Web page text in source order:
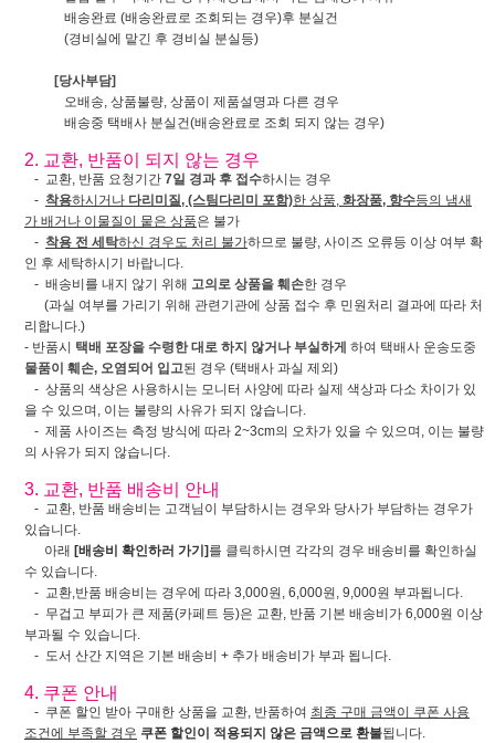
배송완료 (배송완료로 조회되는 경우)후 분실건
(경비실에 맡긴 후 경비실 분실등)
[당사부담]
오배송, 상품불량, 상품이 제품설명과 다른 경우
배송중 택배사 분실건(배송완료로 조회 되지 않는 경우)
2. 교환, 반품이 되지 않는 경우
- 교환, 반품 요청기간 7일 경과 후 접수하시는 경우
- 착용하시거나 다리미질, (스팀다리미 포함)한 상품, 화장품, 향수등의 냄새
가 배거나 이물질이 뭍은 상품은 불가
- 착용 전 세탁하신 경우도 처리 불가하므로 불량, 사이즈 오류등 이상 여부 확
인 후 세탁하시기 바랍니다.
- 배송비를 내지 않기 위해 고의로 상품을 훼손한 경우
(과실 여부를 가리기 위해 관련기관에 상품 접수 후 민원처리 결과에 따라 처
리합니다.)
- 반품시 택배 포장을 수령한 대로 하지 않거나 부실하게 하여 택배사 운송도중
물품이 훼손, 오염되어 입고된 경우 (택배사 과실 제외)
- 상품의 색상은 사용하시는 모니터 사양에 따라 실제 색상과 다소 차이가 있
을 수 있으며, 이는 불량의 사유가 되지 않습니다.
- 제품 사이즈는 측정 방식에 따라 2~3cm의 오차가 있을 수 있으며, 이는 불량
의 사유가 되지 않습니다.
3. 교환, 반품 배송비 안내
- 교환, 반품 배송비는 고객님이 부담하시는 경우와 당사가 부담하는 경우가
있습니다.
아래 [배송비 확인하러 가기] 를 클릭하시면 각각의 경우 배송비를 확인하실
수 있습니다.
- 교환,반품 배송비는 경우에 따라 3,000원, 6,000원, 9,000원 부과됩니다.
- 무겁고 부피가 큰 제품(카페트 등)은 교환, 반품 기본 배송비가 6,000원 이상
부과될 수 있습니다.
- 도서 산간 지역은 기본 배송비 + 추가 배송비가 부과 됩니다.
4. 쿠폰 안내
- 쿠폰 할인 받아 구매한 상품을 교환, 반품하여 최종 구매 금액이 쿠폰 사용
조건에 부족할 경우 쿠폰 할인이 적용되지 않은 금액으로 환불됩니다.